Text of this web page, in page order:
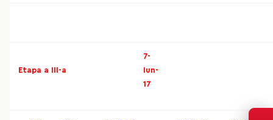
Etapa a III-a
7-
Iun-
17